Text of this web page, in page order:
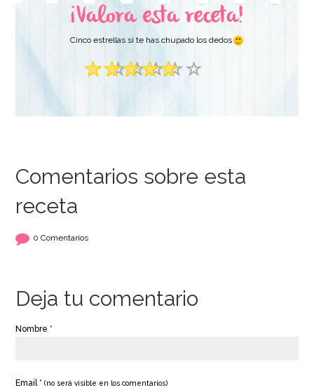
Molde para pan
24cm Städter
¡Valora esta receta!
Cinco estrellas si te has chupado los dedos
Comentarios sobre esta
receta
0 Comentarios
Deja tu comentario
Nombre *
Email *(no será visible en los comentarios)